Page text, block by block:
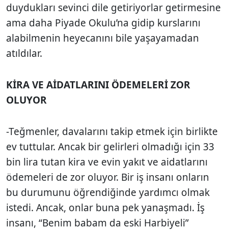
duydukları sevinci dile getiriyorlar getirmesine
ama daha Piyade Okulu’na gidip kurslarını
alabilmenin heyecanını bile yaşayamadan
atıldılar.
KİRA VE AİDATLARINI ÖDEMELERİ ZOR
OLUYOR
-Teğmenler, davalarını takip etmek için birlikte
ev tuttular. Ancak bir gelirleri olmadığı için 33
bin lira tutan kira ve evin yakıt ve aidatlarını
ödemeleri de zor oluyor. Bir iş insanı onların
bu durumunu öğrendiğinde yardımcı olmak
istedi. Ancak, onlar buna pek yanaşmadı. İş
insanı, “Benim babam da eski Harbiyeli”